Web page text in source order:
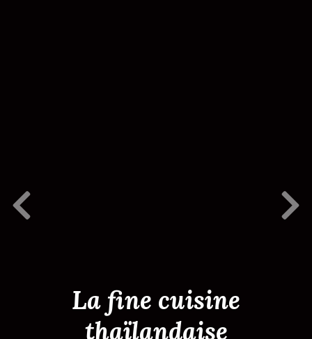
Previous Slide Next
La fine cuisine
thaïlandaise